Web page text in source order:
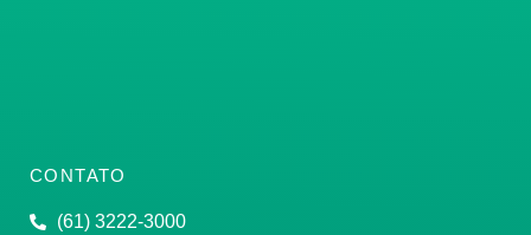
CONTATO
(61) 3222-3000